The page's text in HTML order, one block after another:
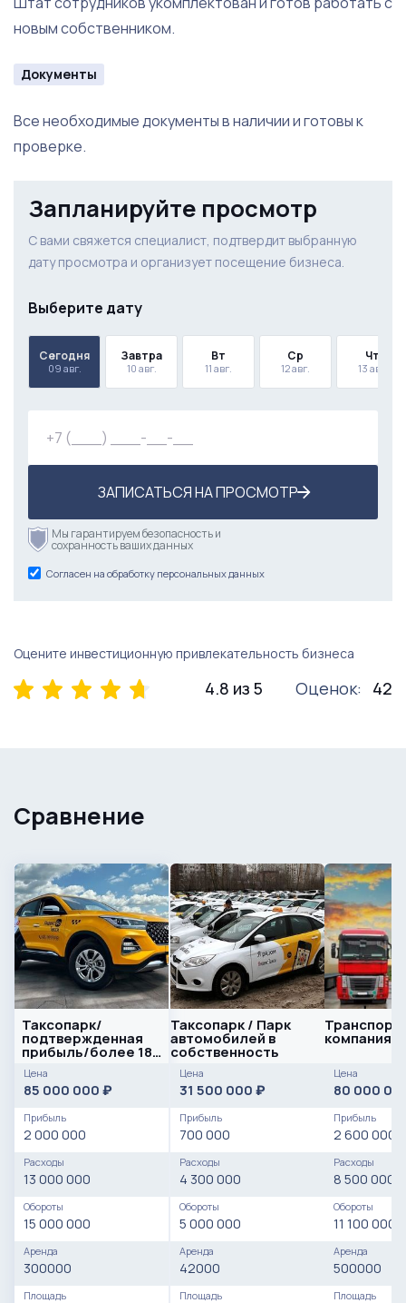
новым собственником.
Документы
Все необходимые документы в наличии и готовы к
проверке.
Запланируйте просмотр
С вами свяжется специалист, подтвердит выбранную
дату просмотра и организует посещение бизнеса.
Выберите дату
Сегодня
09 авг.
Завтра
10 авг.
Вт
11 авг.
Ср
12 авг.
Чт
13 авг.
ЗАПИСАТЬСЯ НА ПРОСМОТР
Мы гарантируем безопасность и
сохранность ваших данных
Согласен на обработку персональных данных
Оцените инвестиционную привлекательность бизнеса
4.8 из 5 Оценок: 42
Сравнение
Таксопарк/
подтвержденная
прибыль/более 180
машин
Цена
85 000 000 ₽
Прибыль
2 000 000
Расходы
13 000 000
Обороты
15 000 000
Аренда
300000
Площадь
Таксопарк / Парк
автомобилей в
собственность
Цена
31 500 000 ₽
Прибыль
700 000
Расходы
4 300 000
Обороты
5 000 000
Аренда
42000
Площадь
компания
Цена
80 000
Прибыль
2 600 000
Расходы
8 500 000
Обороты
11 100 000
Аренда
500000
Площадь